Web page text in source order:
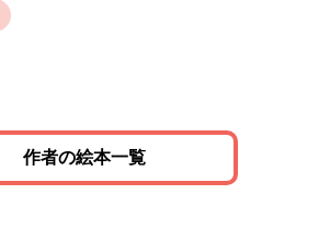
作者の絵本一覧